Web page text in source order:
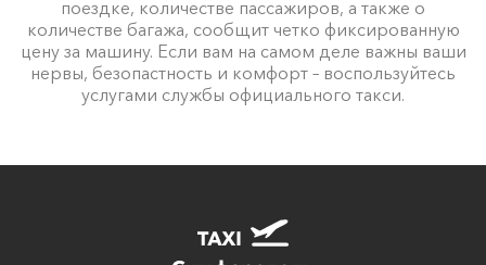
поездке, количестве пассажиров, а также о
количестве багажа, сообщит четко фиксированную
цену за машину. Если вам на самом деле важны ваши
нервы, безопастность и комфорт – воспользуйтесь
услугами службы официального такси.